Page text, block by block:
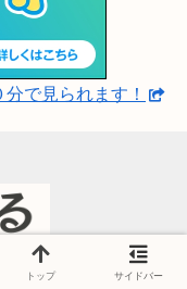
で見られます！
サイト情報
トップ サイドバー